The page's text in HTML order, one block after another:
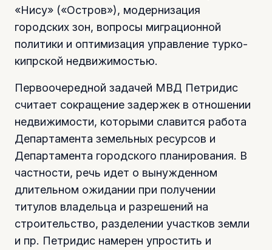
«Нису» («Остров»), модернизация
городских зон, вопросы миграционной
политики и оптимизация управление турко-
кипрской недвижимостью.
Первоочередной задачей МВД Петридис
считает сокращение задержек в отношении
недвижимости, которыми славится работа
Департамента земельных ресурсов и
Департамента городского планирования. В
частности, речь идет о вынужденном
длительном ожидании при получении
титулов владельца и разрешений на
строительство, разделении участков земли
и пр. Петридис намерен упростить и